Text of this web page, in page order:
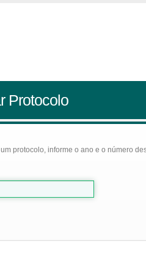
Protocolo
protocolo, informe o ano e o número